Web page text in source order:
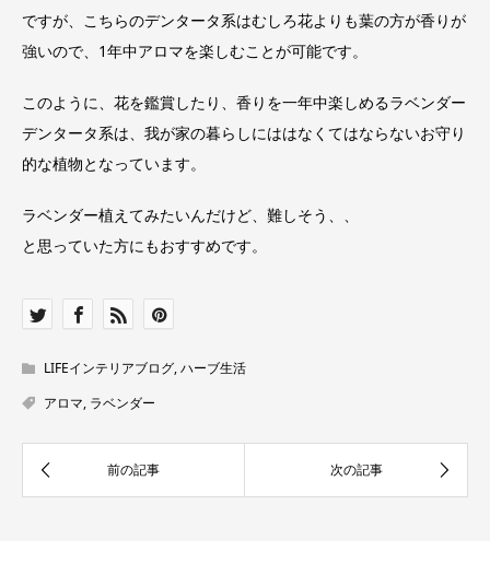
ですが、こちらのデンタータ系はむしろ花よりも葉の方が香りが
強いので、1年中アロマを楽しむことが可能です。
このように、花を鑑賞したり、香りを一年中楽しめるラベンダー
デンタータ系は、我が家の暮らしにははなくてはならないお守り
的な植物となっています。
ラベンダー植えてみたいんだけど、難しそう、、
と思っていた方にもおすすめです。
LIFEインテリアブログ,ハーブ生活
アロマ, ラベンダー